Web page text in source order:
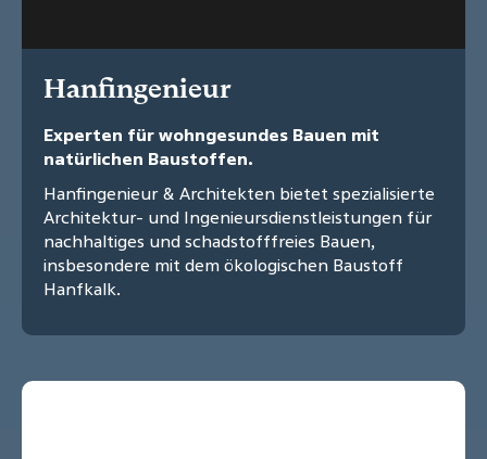
Hanfingenieur
Experten für wohngesundes Bauen mit
natürlichen Baustoffen.
Hanfingenieur & Architekten bietet spezialisierte
Architektur- und Ingenieursdienstleistungen für
nachhaltiges und schadstofffreies Bauen,
insbesondere mit dem ökologischen Baustoff
Hanfkalk.